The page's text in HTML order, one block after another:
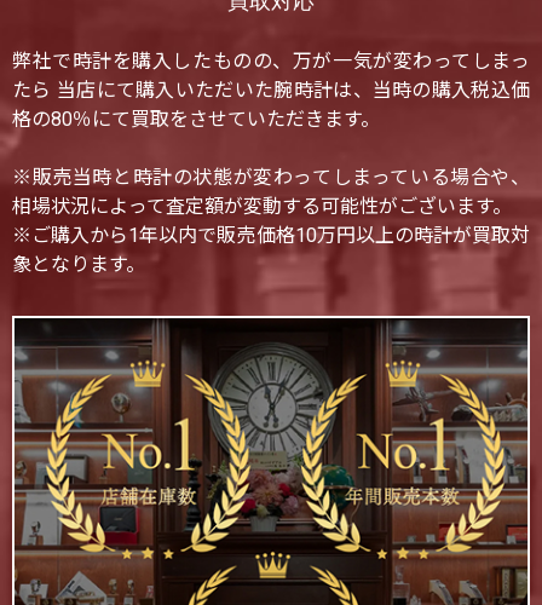
弊社で時計を購入したものの、万が一気が変わってしまっ
たら 当店にて購入いただいた腕時計は、当時の購入税込価
格の80％にて買取をさせていただきます。
※販売当時と時計の状態が変わってしまっている場合や、
相場状況によって査定額が変動する可能性がございます。
※ご購入から1年以内で販売価格10万円以上の時計が買取対
象となります。